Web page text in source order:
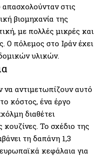
στις
βιομηχανία της
με πολλές μικρές και
Ο πόλεμος στο Ιράν έχει
υλικών.
να αντιμετωπίζουν αυτό
κόστος, ένα έργο
διαθέτει
Το σχέδιο της
τη δαπάνη 1,3
κεφάλαια για